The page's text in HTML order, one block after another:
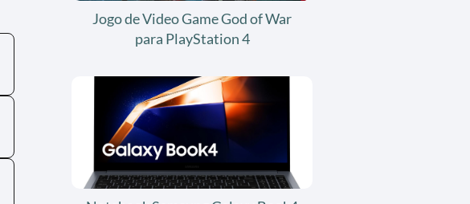
Jogo de Video Game God of War
para PlayStation 4